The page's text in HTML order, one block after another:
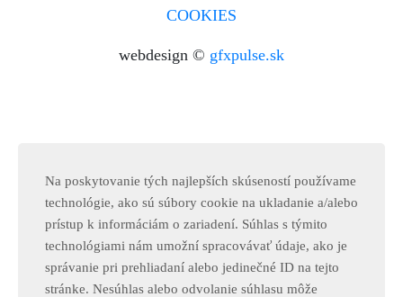
COOKIES
webdesign © gfxpulse.sk
Na poskytovanie tých najlepších skúseností používame
technológie, ako sú súbory cookie na ukladanie a/alebo
prístup k informáciám o zariadení. Súhlas s týmito
technológiami nám umožní spracovávať údaje, ako je
správanie pri prehliadaní alebo jedinečné ID na tejto
stránke. Nesúhlas alebo odvolanie súhlasu môže